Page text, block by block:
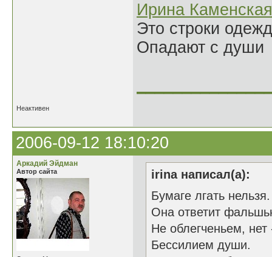
Ирина Каменская
Это строки
Опадают с души
Неактивен
2006-09-12 18:10:20
Аркадий Эйдман
Автор сайта
irina написал(а):
Бумаге лгать нельзя.
Она ответит
Не облегченьем, нет
Бессилием души.